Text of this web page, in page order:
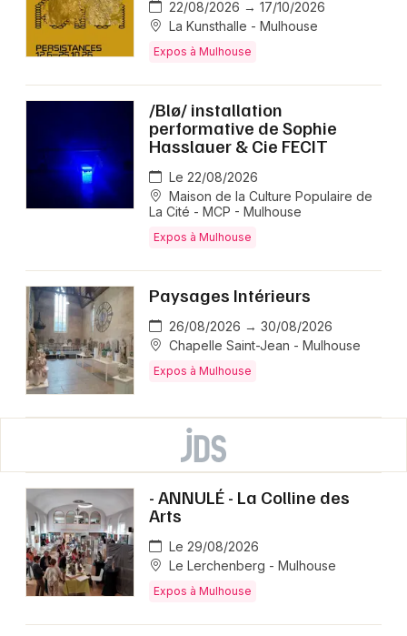
22/08/2026 → 17/10/2026
La Kunsthalle - Mulhouse
Expos à Mulhouse
/Blø/ installation
performative de Sophie
Hasslauer & Cie FECIT
Le 22/08/2026
Maison de la Culture Populaire de
La Cité - MCP - Mulhouse
Expos à Mulhouse
Paysages Intérieurs
26/08/2026 → 30/08/2026
Chapelle Saint-Jean - Mulhouse
Expos à Mulhouse
- ANNULÉ - La Colline des
Arts
Le 29/08/2026
Le Lerchenberg - Mulhouse
Expos à Mulhouse